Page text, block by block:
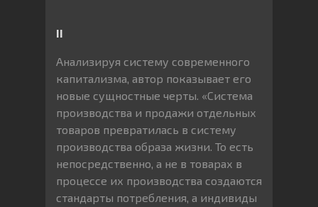
II
Анализируя систему современного
капитализма, автор показывает его
новые сущностные черты. «Система
производства и продажи отдельных
товаров превратилась в систему
производства образа жизни. То есть
непосредственно, а не в товарах в
процессе их производства создаются
стандарты потребления, а индивиды